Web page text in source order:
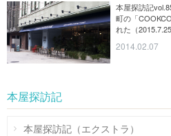
本屋探訪記
町の「
れた（2015.7.25
2014.02.07
本屋探訪記
本屋探訪記（エクストラ）